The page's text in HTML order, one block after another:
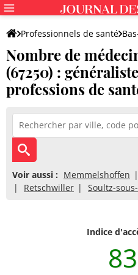
Professionnels de santé
Nombre de
(67250) :
professions de
Voir aussi : Memmelshoffen
Retschwiller
Soultz-
Indice